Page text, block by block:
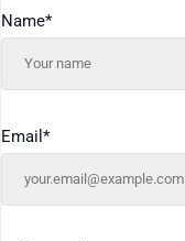
Name*
Email *